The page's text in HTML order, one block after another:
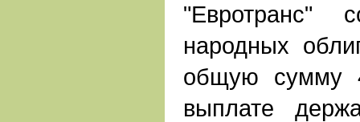
"Евротранс"
народных
общую сумму
выплате